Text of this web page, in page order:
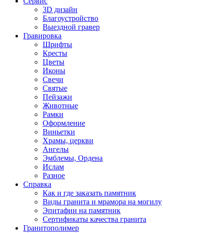
3D дизайн
Благоустройство
Выездной гравер
Гравировка
Шрифты
Кресты
Цветы
Иконы
Свечи
Святые
Пейзажи
Животные
Рамки
Оформление
Виньетки
Храмы, церкви
Ангелы
Эмблемы, Ордена
Ислам
Разное
Справка
Как и где заказать памятник
Виды гранита и мрамора на могилу
Эпитафии на памятник
Сертификаты качества гранита
Гранитополимер